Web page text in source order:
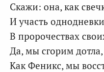
Скажи: она, как
И участь
В пророчествах
Да, мы сгорим
Как Феникс, мы